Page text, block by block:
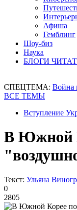
Афиша
Гемблинг
Шоу-биз
Наука
БЛОГИ
СПЕЦТЕМА: Война
ВСЕ ТЕМЫ
Вступление
В Южной
Текст: Ульяна
0
2805